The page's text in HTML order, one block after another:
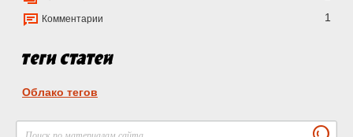
Комментарии 1
Облако тегов